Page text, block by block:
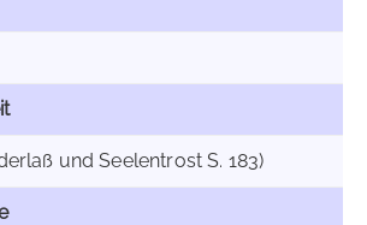
und Seelentrost S. 183)